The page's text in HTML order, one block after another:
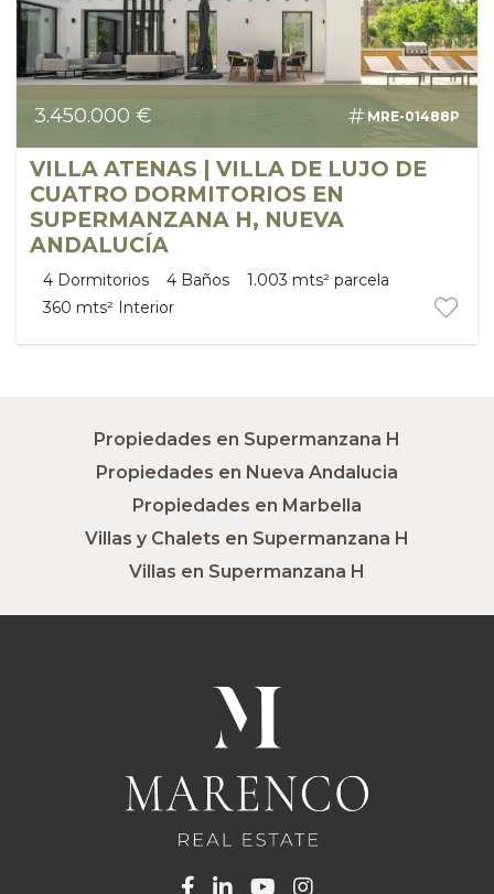
3.450.000 € MRE-01488P
VILLA ATENAS | VILLA DE LUJO DE
CUATRO DORMITORIOS EN
SUPERMANZANA H, NUEVA
ANDALUCÍA
4 Dormitorios 4 Baños 1.003 mts² parcela
360 mts² Interior
Propiedades en Supermanzana H
Propiedades en Nueva Andalucia
Propiedades en Marbella
Villas y Chalets en Supermanzana H
Villas en Supermanzana H